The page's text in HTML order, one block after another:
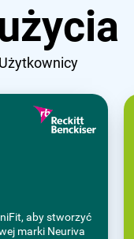
Użytkownicy
aby stworzyć
marki Neuriva